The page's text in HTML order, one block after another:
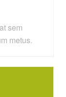
sem
metus.